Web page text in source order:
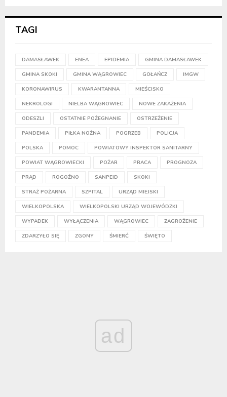
TAGI
DAMASŁAWEK ENEA EPIDEMIA GMINA DAMASŁAWEK
GMINA SKOKI GMINA WĄGROWIEC GOŁAŃCZ IMGW
KORONAWIRUS KWARANTANNA MIEŚCISKO
NEKROLOGI NIELBA WĄGROWIEC NOWE ZAKAŻENIA
ODESZLI OSTATNIE POŻEGNANIE OSTRZEŻENIE
PANDEMIA PIŁKA NOŻNA POGRZEB POLICJA
POLSKA POMOC POWIATOWY INSPEKTOR SANITARNY
POWIAT WĄGROWIECKI POŻAR PRACA PROGNOZA
PRĄD ROGOŹNO SANPEID SKOKI
STRAŻ POŻARNA SZPITAL URZĄD MIEJSKI
WIELKOPOLSKA WIELKOPOLSKI URZĄD WOJEWÓDZKI
WYPADEK WYŁĄCZENIA WĄGROWIEC ZAGROŻENIE
ZDARZYŁO SIĘ ZGONY ŚMIERĆ ŚWIĘTO
ad